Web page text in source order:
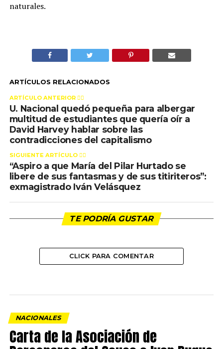
naturales.
ARTÍCULOS RELACIONADOS
ARTÍCULO ANTERIOR 👉🏻
U. Nacional quedó pequeña para albergar
multitud de estudiantes que quería oír a
David Harvey hablar sobre las
contradicciones del capitalismo
SIGUIENTE ARTÍCULO 👈🏻
“Aspiro a que María del Pilar Hurtado se
libere de sus fantasmas y de sus titiriteros”:
exmagistrado Iván Velásquez
TE PODRÍA GUSTAR
CLICK PARA COMENTAR
NACIONALES
Carta de la Asociación de